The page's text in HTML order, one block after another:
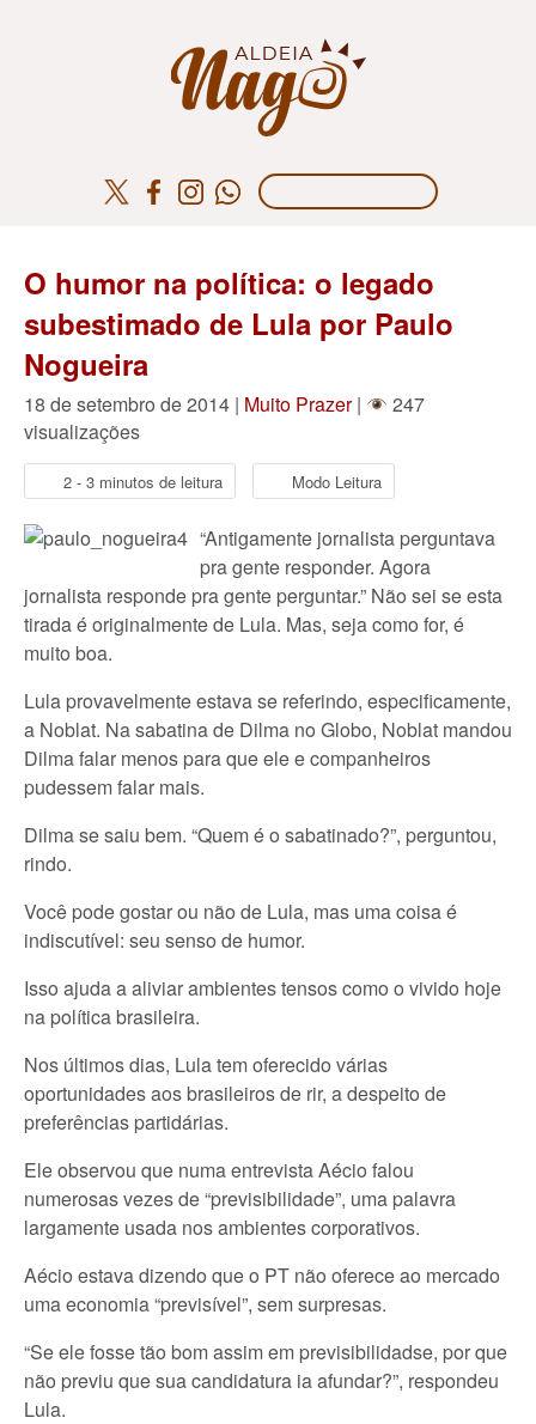
O humor na política: o legado
subestimado de Lula por Paulo
Nogueira
18 de setembro de 2014 | Muito Prazer|
247
visualizações
2 - 3 minutos de leitura Modo Leitura
“Antigamente jornalista perguntava
pra gente responder. Agora
jornalista responde pra gente perguntar.” Não sei se esta
tirada é originalmente de Lula. Mas, seja como for, é
muito boa.
Lula provavelmente estava se referindo, especificamente,
a Noblat. Na sabatina de Dilma no Globo, Noblat mandou
Dilma falar menos para que ele e companheiros
pudessem falar mais.
Dilma se saiu bem. “Quem é o sabatinado?”, perguntou,
rindo.
Você pode gostar ou não de Lula, mas uma coisa é
indiscutível: seu senso de humor.
Isso ajuda a aliviar ambientes tensos como o vivido hoje
na política brasileira.
Nos últimos dias, Lula tem oferecido várias
oportunidades aos brasileiros de rir, a despeito de
preferências partidárias.
Ele observou que numa entrevista Aécio falou
numerosas vezes de “previsibilidade”, uma palavra
largamente usada nos ambientes corporativos.
Aécio estava dizendo que o PT não oferece ao mercado
uma economia “previsível”, sem surpresas.
“Se ele fosse tão bom assim em previsibilidadse, por que
não previu que sua candidatura ia afundar?”, respondeu
Lula.